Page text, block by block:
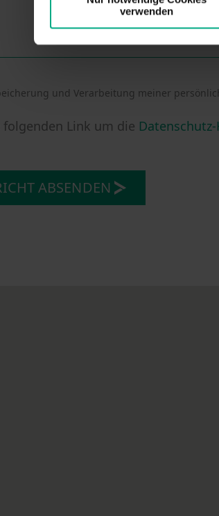
verwenden
und Verarbeitung meiner
folgenden Link um die
ABSENDEN